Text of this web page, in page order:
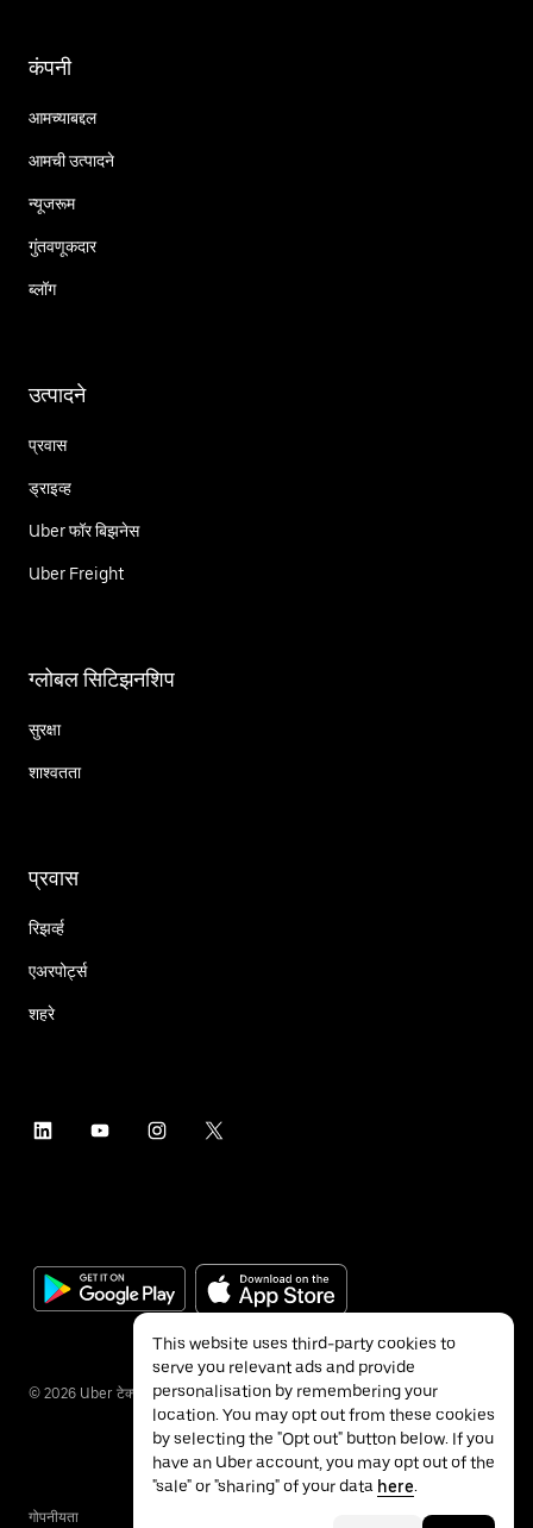
कंपनी
आमच्याबद्दल
आमची उत्पादने
न्यूजरूम
गुंतवणूकदार
ब्लॉग
उत्पादने
प्रवास
ड्राइव्ह
Uber फॉर बिझनेस
Uber Freight
ग्लोबल सिटिझनशिप
सुरक्षा
शाश्वतता
प्रवास
रिझर्व्ह
एअरपोर्ट्स
शहरे
© 2026 Uber टेक्नॉलॉजीज इंक.
गोपनीयता
This website uses third-party cookies to
serve you relevant ads and provide
personalisation by remembering your
location. You may opt out from these cookies
by selecting the "Opt out" button below. If you
have an Uber account, you may opt out of the
"sale" or "sharing" of your data here.